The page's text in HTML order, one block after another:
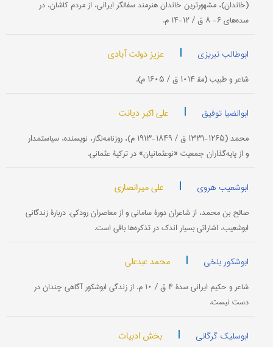
(خاندان)، مشهورترین خاندان هنرمند سفالگر ایرانی، از مردم كاشان، در
سده‌های ۶- ۸ ق / ۱۲-۱۴ م.
ابوطالب تبریزی | عزیز دولت آبادی
شاعر و طبیب (مق‍ ‍۱۰۱۴ ق / ۱۶۰۵ م).
ابوالضیا توفیق | علی اکبر دیانت
محمد (۱۲۶۵-۱۳۳۱ ق / ۱۸۴۹-۱۹۱۳ م)، روزنامه‌نگار، نویسنده، سیاستمدار
و از پایه‌گذاران جمعیت «نوعثمانیان» در تركیۀ عثمانی.
ابوشعیب هروی | علی میرانصاری
صالح بن محمد، از شاعران دورۀ سامانی و از معاصران رودكی. دربارۀ زندگانی
ابوشعیب، اشاراتی بسیار اندك در تذكره‌ها باقی است.
ابوشکور بلخی | محمد عبدعلی
شاعر و حكیم ایرانی سدۀ ۴ ق / ۱۰ م. از زندگی ابوشكور آگاهی چندان در
دست نیست.
ابوسلیک گرگانی | بخش ادبیات